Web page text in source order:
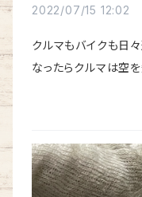
2022/07/15 12:02
クルマもバイクも日
なったらクルマは空